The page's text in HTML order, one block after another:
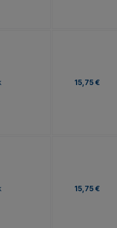
15,75 €
15,75 €